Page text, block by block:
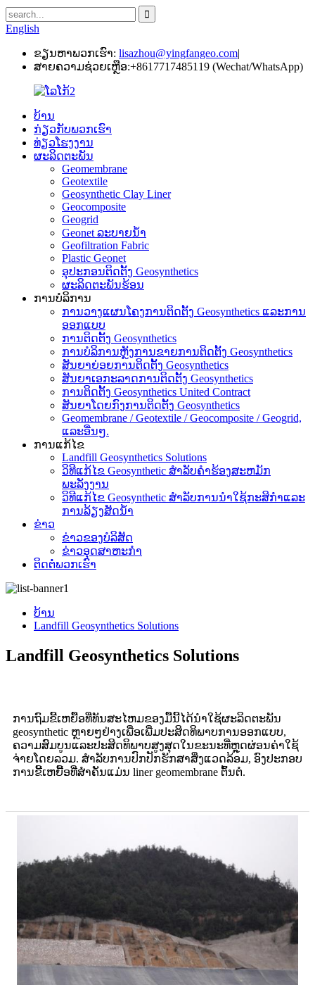
English
ຂຽນຫາພວກເຮົາ: lisazhou@yingfangeo.com|
ສາຍຄວາມຊ່ວຍເຫຼືອ:+8617717485119 (Wechat/WhatsApp)
ບ້ານ
ກ່ຽວກັບພວກເຮົາ
ທ່ຽວໂຮງງານ
ຜະລິດຕະພັນ
Geomembrane
Geotextile
Geosynthetic Clay Liner
Geocomposite
Geogrid
Geonet ລະບາຍນ້ໍາ
Geofiltration Fabric
Plastic Geonet
ອຸປະກອນຕິດຕັ້ງ Geosynthetics
ຜະລິດຕະພັນຮ້ອນ
ການບໍລິການ
ການວາງແຜນໂຄງການຕິດຕັ້ງ Geosynthetics ແລະການ
ອອກແບບ
ການຕິດຕັ້ງ Geosynthetics
ການບໍລິການຫຼັງການຂາຍການຕິດຕັ້ງ Geosynthetics
ສັນຍາຍ່ອຍການຕິດຕັ້ງ Geosynthetics
ສັນຍາເອກະລາດການຕິດຕັ້ງ Geosynthetics
ການຕິດຕັ້ງ Geosynthetics United Contract
ສັນຍາໂດຍກົງການຕິດຕັ້ງ Geosynthetics
Geomembrane / Geotextile / Geocomposite / Geogrid,
ແລະອື່ນໆ.
ການແກ້ໄຂ
Landfill Geosynthetics Solutions
ວິທີແກ້ໄຂ Geosynthetic ສໍາລັບຄໍາຮ້ອງສະຫມັກ
ພະລັງງານ
ວິທີແກ້ໄຂ Geosynthetic ສໍາລັບການນໍາໃຊ້ກະສິກໍາແລະ
ການລ້ຽງສັດນ້ໍາ
ຂ່າວ
ຂ່າວຂອງບໍລິສັດ
ຂ່າວອຸດສາຫະກໍາ
ຕິດຕໍ່ພວກເຮົາ
ບ້ານ
Landfill Geosynthetics Solutions
Landfill Geosynthetics Solutions
ການຖົມຂີ້ເຫຍື້ອທີ່ທັນສະໄຫມຂອງມື້ນີ້ໄດ້ນໍາໃຊ້ຜະລິດຕະພັນ
geosynthetic ຫຼາຍໆຢ່າງເພື່ອເພີ່ມປະສິດທິພາບການອອກແບບ,
ຄວາມສົມບູນແລະປະສິດທິພາບສູງສຸດໃນຂະນະທີ່ຫຼຸດຜ່ອນຄ່າໃຊ້
ຈ່າຍໂດຍລວມ. ສໍາລັບການປົກປັກຮັກສາສິ່ງແວດລ້ອມ, ອົງປະກອບ
ການຂີ້ເຫຍື້ອທີ່ສໍາຄັນແມ່ນ liner geomembrane ຕົ້ນຕໍ.